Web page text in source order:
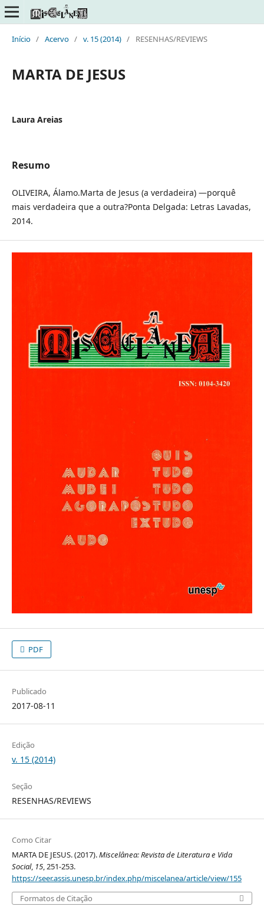
Início / Acervo / v. 15 (2014) / RESENHAS/REVIEWS
MARTA DE JESUS
Laura Areias
Resumo
OLIVEIRA, Álamo.Marta de Jesus (a verdadeira) —porquê
mais verdadeira que a outra?Ponta Delgada: Letras Lavadas,
2014.
PDF
Publicado
2017-08-11
Edição
v. 15 (2014)
Seção
RESENHAS/REVIEWS
Como Citar
MARTA DE JESUS. (2017).Miscelânea: Revista de Literatura e Vida
Social, 15, 251-253.
https://seer.assis.unesp.br/index.php/miscelanea/article/view/155
Formatos de Citação